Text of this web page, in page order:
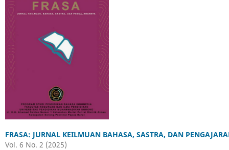
FRASA: JURNAL KEILMUAN BAHASA, SASTRA, DAN
Vol. 6 No. 2 (2025)